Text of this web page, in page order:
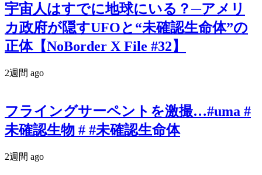
宇宙人はすでに地球にいる？─アメリ
カ政府が隠すUFOと“未確認生命体”の
正体【NoBorder X File #32】
2週間 ago
フライングサーペントを激撮…#uma #
未確認生物 # #未確認生命体
2週間 ago